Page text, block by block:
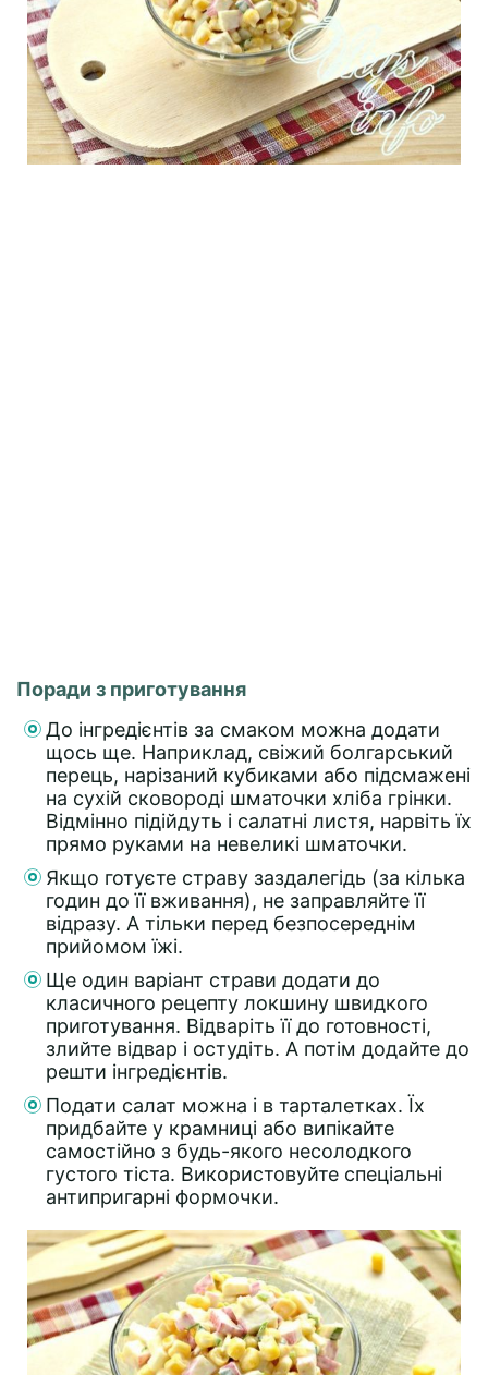
Поради з приготування
До інгредієнтів за смаком можна додати
щось ще. Наприклад, свіжий болгарський
перець, нарізаний кубиками або підсмажені
на сухій сковороді шматочки хліба грінки.
Відмінно підійдуть і салатні листя, нарвіть їх
прямо руками на невеликі шматочки.
Якщо готуєте страву заздалегідь (за кілька
годин до її вживання), не заправляйте її
відразу. А тільки перед безпосереднім
прийомом їжі.
Ще один варіант страви додати до
класичного рецепту локшину швидкого
приготування. Відваріть її до готовності,
злийте відвар і остудіть. А потім додайте до
решти інгредієнтів.
Подати салат можна і в тарталетках. Їх
придбайте у крамниці або випікайте
самостійно з будь-якого несолодкого
густого тіста. Використовуйте спеціальні
антипригарні формочки.